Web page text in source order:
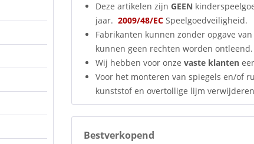
Deze artikelen zijn GEEN
jaar. 2009/48/EC Speelgoedveiligheid.
Fabrikanten kunnen zonder opgave
kunnen geen rechten worden ontleend.
Wij hebben voor onze vaste klanten
Voor het monteren van spiegels en/of
kunststof en overtollige lijm
Bestverkopend